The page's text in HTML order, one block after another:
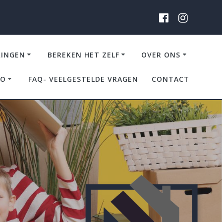
BEREKEN HET ZELF OVER ONS
FAQ- VEELGESTELDE VRAGEN CONTACT